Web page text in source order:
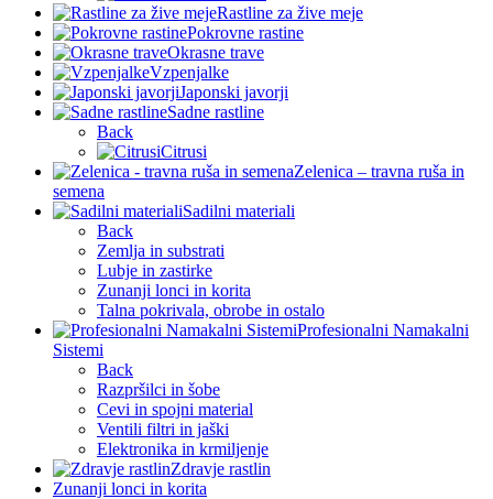
Rastline za žive meje
Pokrovne rastine
Okrasne trave
Vzpenjalke
Japonski javorji
Sadne rastline
Back
Citrusi
Zelenica – travna ruša in
semena
Sadilni materiali
Back
Zemlja in substrati
Lubje in zastirke
Zunanji lonci in korita
Talna pokrivala, obrobe in ostalo
Profesionalni Namakalni
Sistemi
Back
Razpršilci in šobe
Cevi in spojni material
Ventili filtri in jaški
Elektronika in krmiljenje
Zdravje rastlin
Zunanji lonci in korita